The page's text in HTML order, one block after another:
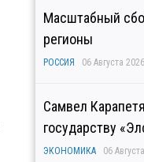
Масштабный
регионы
РОССИЯ 06 Августа
Самвел
государству
ЭКОНОМИКА 06